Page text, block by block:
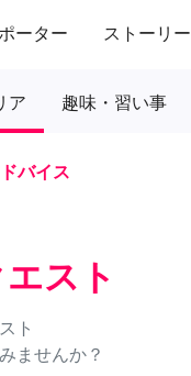
ーター ストーリー
ア 趣味・習い事
バイス
スト
ト
ませんか？